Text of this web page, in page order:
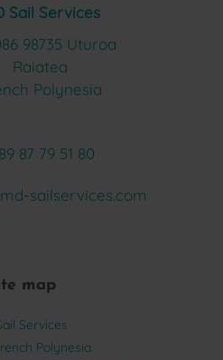
Sail Services
98735 Uturoa
Raiatea
Polynesia
87 79 51 80
sailservices.com
map
Services
Polynesia